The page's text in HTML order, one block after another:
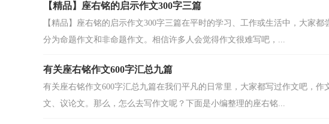
【精品】座右铭的启示作文300字三篇
【精品】座右铭的启示作文300字三篇在平时的学习、工作或生活中，大家
分为命题作文和非命题作文。相信许多人会觉得作文很难写吧，...
有关座右铭作文600字汇总九篇
有关座右铭作文600字汇总九篇在我们平凡的日常里，大家都写过作文吧，
文、议论文。那么，怎么去写作文呢？下面是小编整理的座右铭...